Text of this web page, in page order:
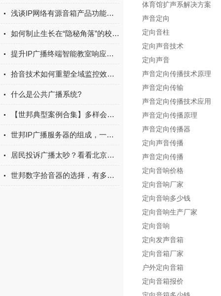
浅谈IP网络有源音箱产品功能特点
如何制止生长在“隐秘角落”的校园欺凌
提升IP广播终端智能教室响应速度的关键技术
拾音技术如何重塑全域监控效能：绘声绘色的安防新境界
什么是公共广播系统?
【世邦典型案例合集】多样会议室如何部署？总有你中意的一款
世邦IP广播服务器的组成，一起来认识认识吧
居民投诉广播太吵？看看北京小学的静音操场
世邦数字拾音器的选择，有多复杂？
体育馆扩声系解决方案
声音定向
定向音柱
定向声音技术
定向声音
声音定向传播技术原理
声音定向传输
声音定向传播技术应用
声音定向传播原理
声音定向传播器
定向声音传播
声音定向传播
定向音响价格
定向音响厂家
定向音响多少钱
定向音响生产厂家
定向音响
定向发声音箱
定向音箱厂家
户外定向音箱
定向音箱报价